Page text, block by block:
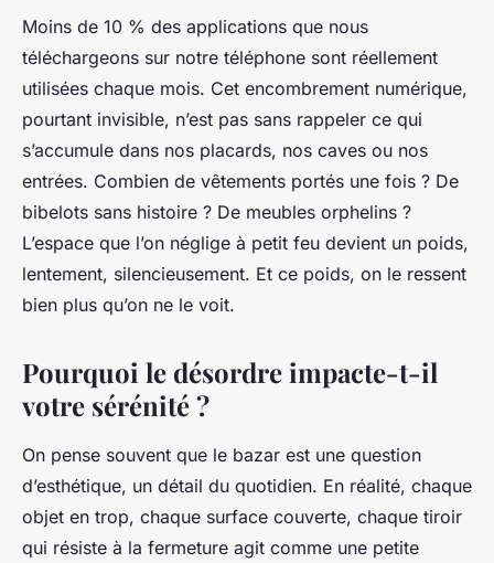
Top astuces pour un
désencombrement réussi et
apaisant
Joëlle•15/04/2026 16:36•9 min de lecture
Moins de 10 % des applications que nous
téléchargeons sur notre téléphone sont réellement
utilisées chaque mois. Cet encombrement numérique,
pourtant invisible, n’est pas sans rappeler ce qui
s’accumule dans nos placards, nos caves ou nos
entrées. Combien de vêtements portés une fois ? De
bibelots sans histoire ? De meubles orphelins ?
L’espace que l’on néglige à petit feu devient un poids,
lentement, silencieusement. Et ce poids, on le ressent
bien plus qu’on ne le voit.
Pourquoi le désordre impacte-t-il
votre sérénité ?
On pense souvent que le bazar est une question
d’esthétique, un détail du quotidien. En réalité, chaque
objet en trop, chaque surface couverte, chaque tiroir
qui résiste à la fermeture agit comme une petite